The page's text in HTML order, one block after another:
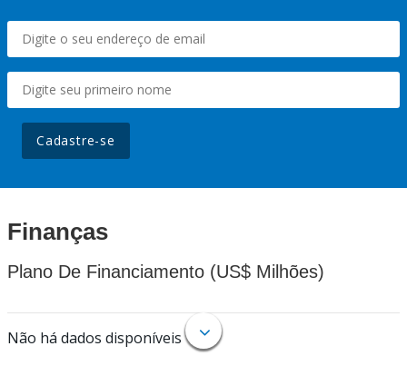
Cadastre-se
Finanças
Plano De Financiamento (US$ Milhões)
Não há dados disponíveis